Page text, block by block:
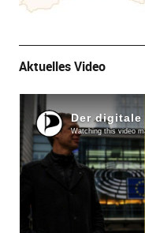
Aktuelles Video